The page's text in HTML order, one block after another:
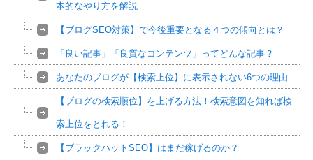
本的なやり方を解説
【ブログSEO対策】で今後重要となる４つの傾向とは？
「良い記事」「良質なコンテンツ」ってどんな記事？
あなたのブログが【検索上位】に表示されない6つの理由
【ブログの検索順位】を上げる方法！検索意図を知れば検
索上位をとれる！
【ブラックハットSEO】はまだ稼げるのか？